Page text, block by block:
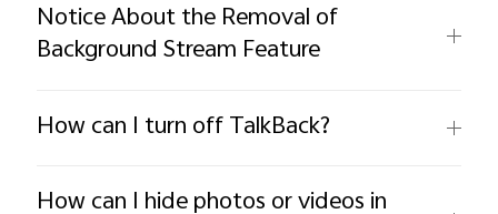
Notice About the Removal of
Background Stream Feature
How can I turn off TalkBack?
How can I hide photos or videos in